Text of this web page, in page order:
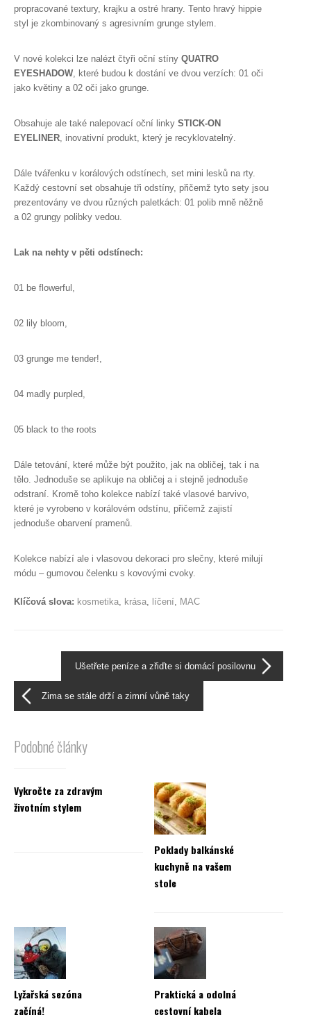
propracované textury, krajku a ostré hrany. Tento hravý hippie
styl je zkombinovaný s agresivním grunge stylem.
V nové kolekci lze nalézt čtyři oční stíny QUATRO
EYESHADOW , které budou k dostání ve dvou verzích: 01 oči
jako květiny a 02 oči jako grunge.
Obsahuje ale také nalepovací oční linky STICK-ON
EYELINER , inovativní produkt, který je recyklovatelný.
Dále tvářenku v korálových odstínech, set mini lesků na rty.
Každý cestovní set obsahuje tři odstíny, přičemž tyto sety jsou
prezentovány ve dvou různých paletkách: 01 polib mně něžně
a 02 grungy polibky vedou.
Lak na nehty v pěti odstínech:
01 be flowerful,
02 lily bloom,
03 grunge me tender!,
04 madly purpled,
05 black to the roots
Dále tetování, které může být použito, jak na obličej, tak i na
tělo. Jednoduše se aplikuje na obličej a i stejně jednoduše
odstraní. Kromě toho kolekce nabízí také vlasové barvivo,
které je vyrobeno v korálovém odstínu, přičemž zajistí
jednoduše obarvení pramenů.
Kolekce nabízí ale i vlasovou dekoraci pro slečny, které milují
módu – gumovou čelenku s kovovými cvoky.
Klíčová slova: kosmetika krása líčení MAC
Ušetřete peníze a zřiďte si domácí posilovnu
Zima se stále drží a zimní vůně taky
Podobné články
Vykročte za zdravým
životním stylem
Poklady balkánské
kuchyně na vašem
stole
Lyžařská sezóna
začíná!
Praktická a odolná
cestovní kabela